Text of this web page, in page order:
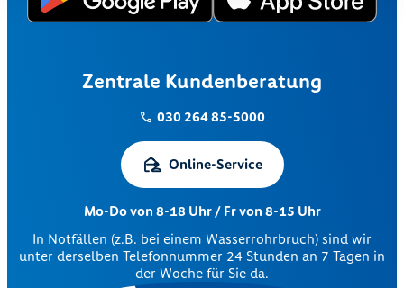
Zentrale Kundenberatung
030 264 85-5000
Online-Service
Mo-Do von 8-18 Uhr / Fr von 8-15 Uhr
In Notfällen (z.B. bei einem Wasserrohrbruch) sind wir
unter derselben Telefonnummer 24 Stunden an 7 Tagen in
der Woche für Sie da.